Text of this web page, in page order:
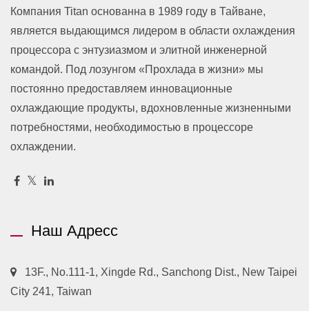
Компания Titan основанна в 1989 году в Тайване,
является выдающимся лидером в области охлаждения
процессора с энтузиазмом и элитной инженерной
командой. Под лозунгом «Прохлада в жизни» мы
постоянно предоставляем инновационные
охлаждающие продукты, вдохновленные жизненными
потребностями, необходимостью в процессоре
охлаждении.
Наш Адресс
13F., No.111-1, Xingde Rd., Sanchong Dist., New Taipei
City 241, Taiwan